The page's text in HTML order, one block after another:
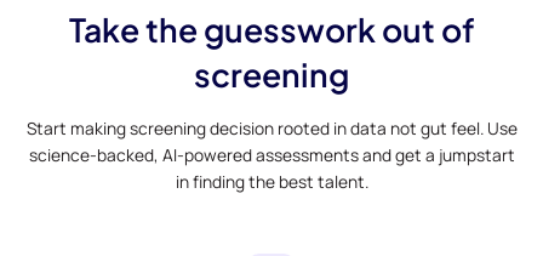
Take the guesswork out of
screening
Start making screening decision rooted in data not gut feel. Use
science-backed, AI-powered assessments and get a jumpstart
in finding the best talent.